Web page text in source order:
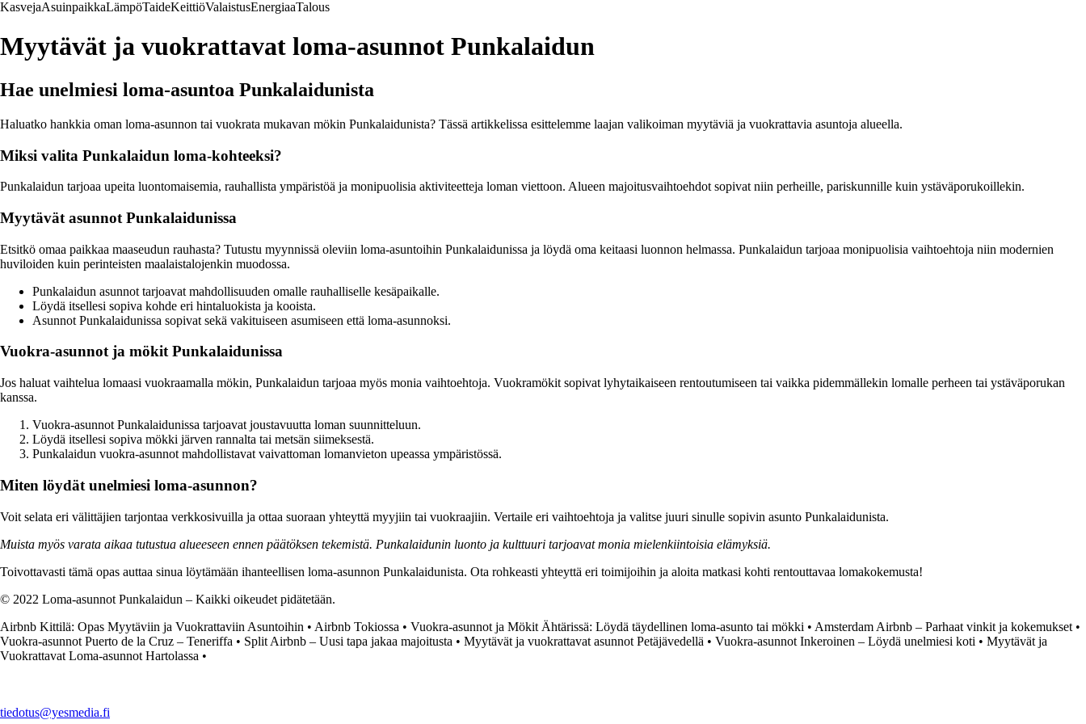
KasvejaAsuinpaikkaLämpöTaideKeittiöValaistusEnergiaaTalous
Myytävät ja vuokrattavat loma-asunnot Punkalaidun
Hae unelmiesi loma-asuntoa Punkalaidunista
Haluatko hankkia oman loma-asunnon tai vuokrata mukavan mökin Punkalaidunista? Tässä artikkelissa esittelemme laajan valikoiman myytäviä ja vuokrattavia asuntoja alueella.
Miksi valita Punkalaidun loma-kohteeksi?
Punkalaidun tarjoaa upeita luontomaisemia, rauhallista ympäristöä ja monipuolisia aktiviteetteja loman viettoon. Alueen majoitusvaihtoehdot sopivat niin perheille, pariskunnille kuin ystäväporukoillekin.
Myytävät asunnot Punkalaidunissa
Etsitkö omaa paikkaa maaseudun rauhasta? Tutustu myynnissä oleviin loma-asuntoihin Punkalaidunissa ja löydä oma keitaasi luonnon helmassa. Punkalaidun tarjoaa monipuolisia vaihtoehtoja niin modernien
huviloiden kuin perinteisten maalaistalojenkin muodossa.
Punkalaidun asunnot tarjoavat mahdollisuuden omalle rauhalliselle kesäpaikalle.
Löydä itsellesi sopiva kohde eri hintaluokista ja kooista.
Asunnot Punkalaidunissa sopivat sekä vakituiseen asumiseen että loma-asunnoksi.
Vuokra-asunnot ja mökit Punkalaidunissa
Jos haluat vaihtelua lomaasi vuokraamalla mökin, Punkalaidun tarjoaa myös monia vaihtoehtoja. Vuokramökit sopivat lyhytaikaiseen rentoutumiseen tai vaikka pidemmällekin lomalle perheen tai ystäväporukan
kanssa.
Vuokra-asunnot Punkalaidunissa tarjoavat joustavuutta loman suunnitteluun.
Löydä itsellesi sopiva mökki järven rannalta tai metsän siimeksestä.
Punkalaidun vuokra-asunnot mahdollistavat vaivattoman lomanvieton upeassa ympäristössä.
Miten löydät unelmiesi loma-asunnon?
Voit selata eri välittäjien tarjontaa verkkosivuilla ja ottaa suoraan yhteyttä myyjiin tai vuokraajiin. Vertaile eri vaihtoehtoja ja valitse juuri sinulle sopivin asunto Punkalaidunista.
Muista myös varata aikaa tutustua alueeseen ennen päätöksen tekemistä. Punkalaidunin luonto ja kulttuuri tarjoavat monia mielenkiintoisia elämyksiä.
Toivottavasti tämä opas auttaa sinua löytämään ihanteellisen loma-asunnon Punkalaidunista. Ota rohkeasti yhteyttä eri toimijoihin ja aloita matkasi kohti rentouttavaa lomakokemusta!
© 2022 Loma-asunnot Punkalaidun – Kaikki oikeudet pidätetään.
Airbnb Kittilä: Opas Myytäviin ja Vuokrattaviin Asuntoihin • Airbnb Tokiossa • Vuokra-asunnot ja Mökit Ähtärissä: Löydä täydellinen loma-asunto tai mökki • Amsterdam Airbnb – Parhaat vinkit ja kokemukset •
Vuokra-asunnot Puerto de la Cruz – Teneriffa • Split Airbnb – Uusi tapa jakaa majoitusta • Myytävät ja vuokrattavat asunnot Petäjävedellä • Vuokra-asunnot Inkeroinen – Löydä unelmiesi koti • Myytävät ja
Vuokrattavat Loma-asunnot Hartolassa •
tiedotus@yesmedia.fi